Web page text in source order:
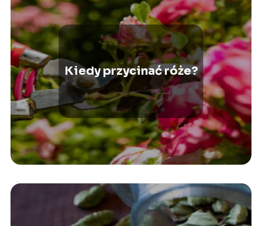
Kiedy przycinać róże?